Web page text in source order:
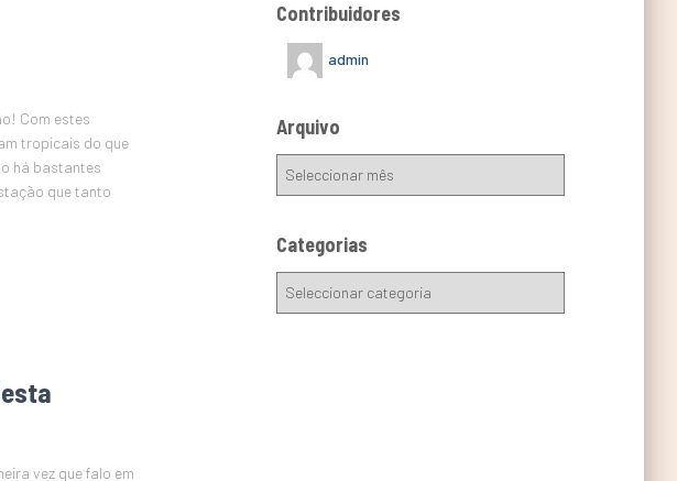
Com estes
tropicais do que
há bastantes
que tanto
vez que falo em
Contribuidores
admin
Arquivo
Categorias